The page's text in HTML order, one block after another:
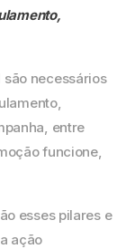
necessários
entre
funcione,
esses pilares e
ação